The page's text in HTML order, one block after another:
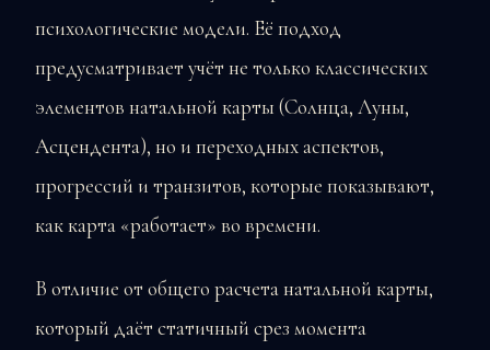
психологические модели. Её подход
предусматривает учёт не только классических
элементов натальной карты (Солнца, Луны,
Асцендента), но и переходных аспектов,
прогрессий и транзитов, которые показывают,
как карта «работает» во времени.
В отличие от общего расчета натальной карты,
который даёт статичный срез момента